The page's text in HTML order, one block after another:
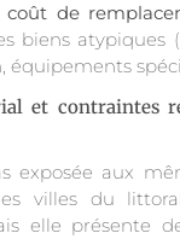
de
biens atypiques
équipements
et contraintes
exposée aux
villes du
elle présente